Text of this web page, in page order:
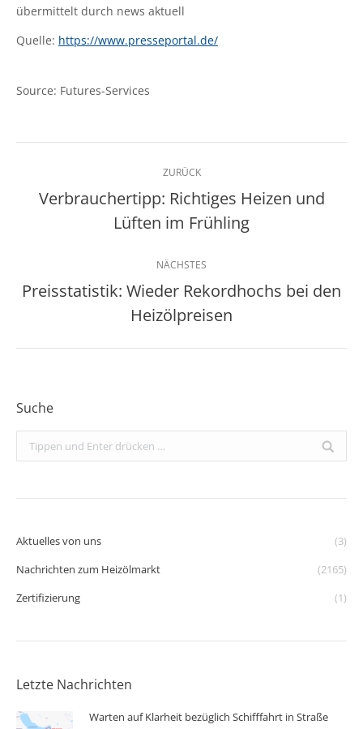
übermittelt durch news aktuell
Quelle: https://www.presseportal.de/
Source: Futures-Services
Kommentarnavigation
ZURÜCK
Vorheriger
Beitrag:
Verbrauchertipp: Richtiges Heizen und
Lüften im Frühling
NÄCHSTES
Nächster
Beitrag:
Preisstatistik: Wieder Rekordhochs bei den
Heizölpreisen
Suche
Search:
Aktuelles von uns
(3)
Nachrichten zum Heizölmarkt
(2165)
Zertifizierung
(1)
Letzte Nachrichten
Warten auf Klarheit bezüglich Schifffahrt in Straße